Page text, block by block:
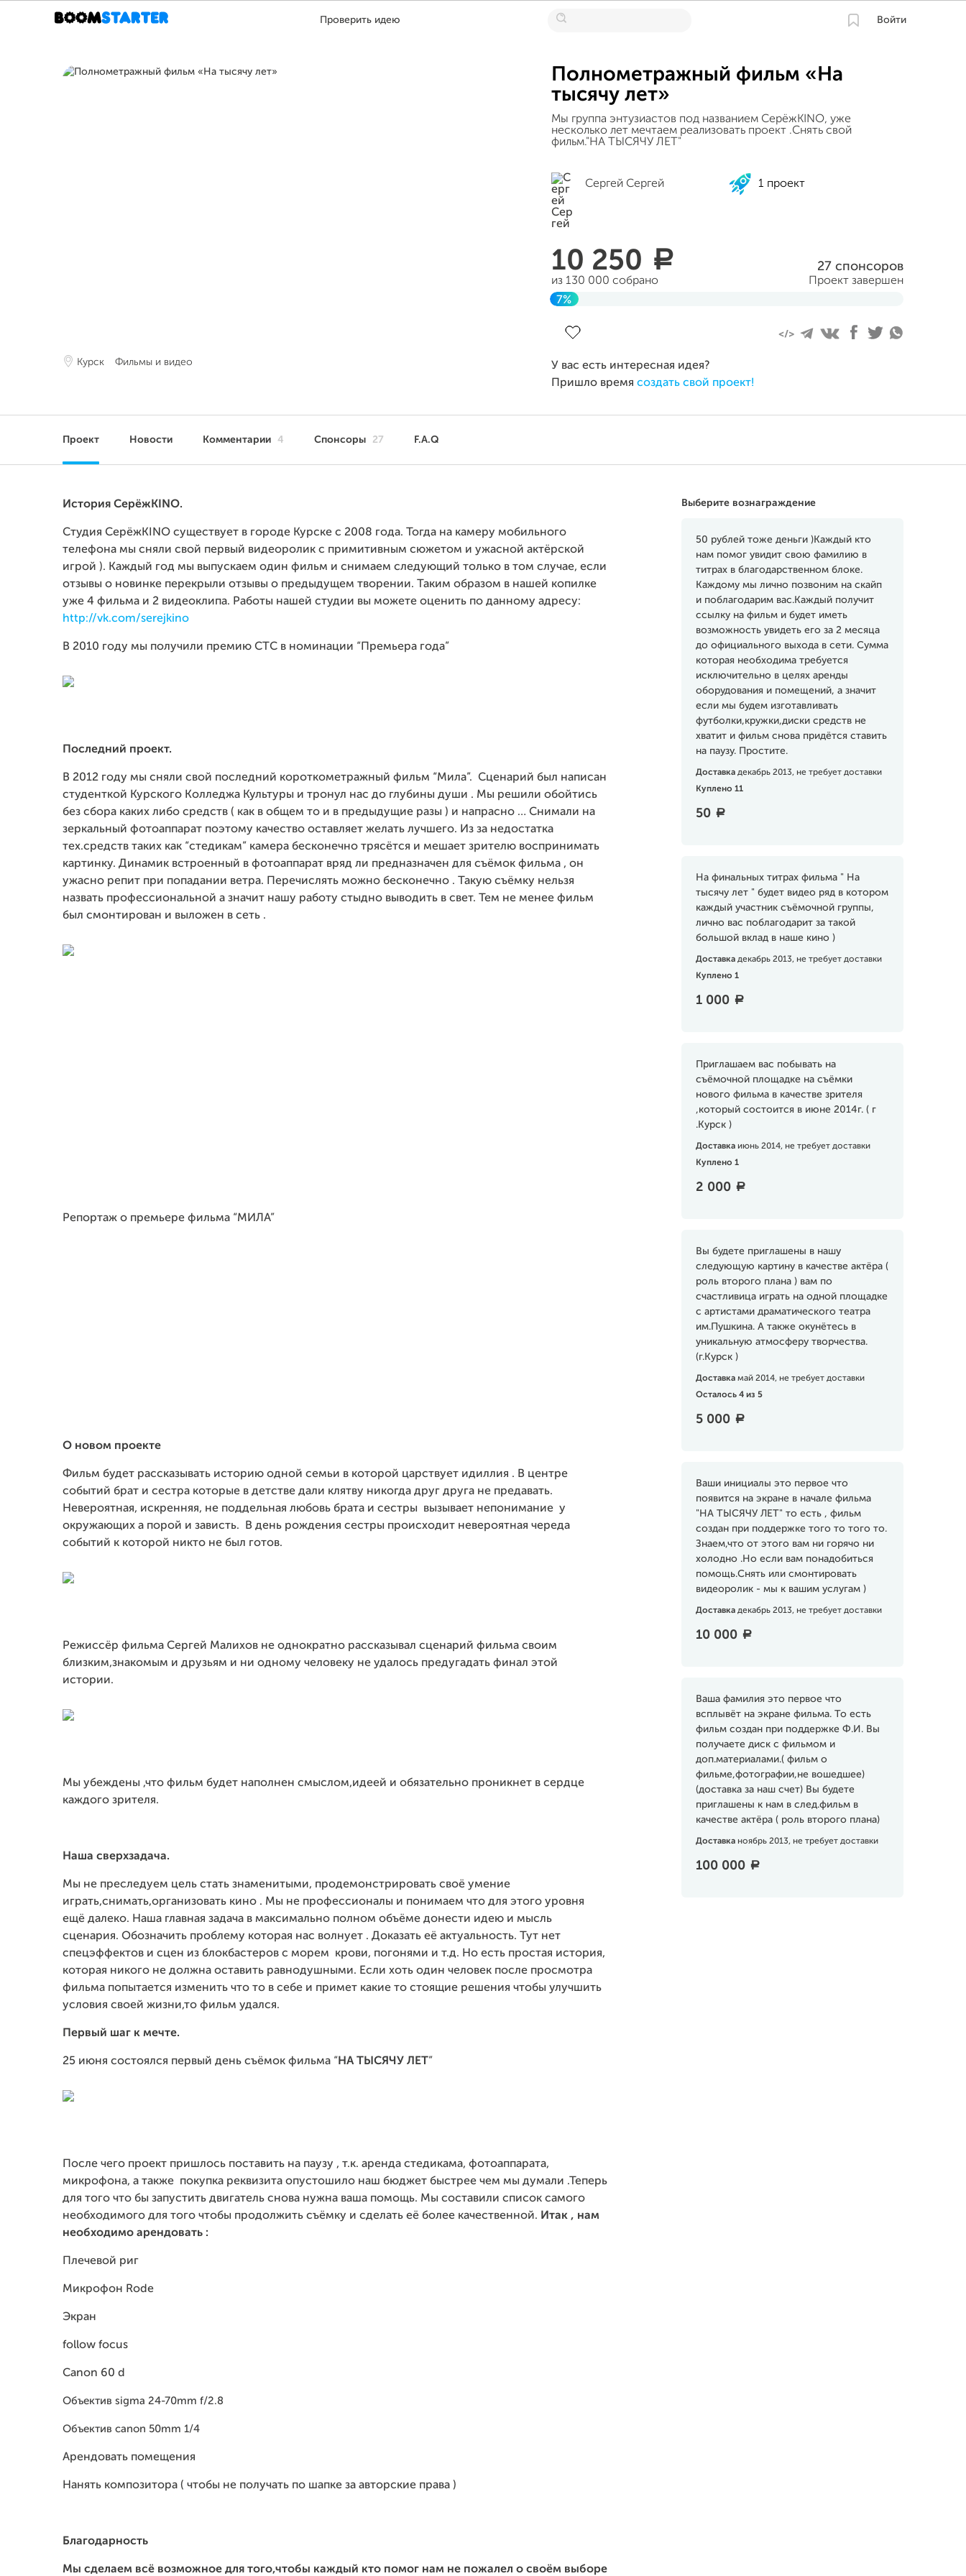
Проверить идею Войти
Курск Фильмы и видео
Полнометражный фильм «На
тысячу лет»
Мы группа энтузиастов под названием СерёжKINO, уже
несколько лет мечтаем реализовать проект .Снять свой
фильм."НА ТЫСЯЧУ ЛЕТ"
Сергей Сергей 1 проект
10 250 a
из 130 000 собрано
27 спонсоров
Проект завершен
7%
У вас есть интересная идея?
Пришло время создать свой проект!
Проект Новости Комментарии 4 Спонсоры 27 F.A.Q
Выберите вознаграждение
50 рублей тоже деньги )Каждый кто
нам помог увидит свою фамилию в
титрах в благодарственном блоке.
Каждому мы лично позвоним на скайп
и поблагодарим вас.Каждый получит
ссылку на фильм и будет иметь
возможность увидеть его за 2 месяца
до официального выхода в сети. Сумма
которая необходима требуется
исключительно в целях аренды
оборудования и помещений, а значит
если мы будем изготавливать
футболки,кружки,диски средств не
хватит и фильм снова придётся ставить
на паузу. Простите.
Доставка декабрь 2013, не требует доставки
Куплено 11
50 a
На финальных титрах фильма " На
тысячу лет " будет видео ряд в котором
каждый участник съёмочной группы,
лично вас поблагодарит за такой
большой вклад в наше кино )
Доставка декабрь 2013, не требует доставки
Куплено 1
1 000 a
Приглашаем вас побывать на
съёмочной площадке на съёмки
нового фильма в качестве зрителя
,который состоится в июне 2014г. ( г
.Курск )
Доставка июнь 2014, не требует доставки
Куплено 1
2 000 a
Вы будете приглашены в нашу
следующую картину в качестве актёра (
роль второго плана ) вам по
счастливица играть на одной площадке
с артистами драматического театра
им.Пушкина. А также окунётесь в
уникальную атмосферу творчества.
(г.Курск )
Доставка май 2014, не требует доставки
Осталось 4 из 5
5 000 a
Ваши инициалы это первое что
появится на экране в начале фильма
"НА ТЫСЯЧУ ЛЕТ" то есть , фильм
создан при поддержке того то того то.
Знаем,что от этого вам ни горячо ни
холодно .Но если вам понадобиться
помощь.Снять или смонтировать
видеоролик - мы к вашим услугам )
Доставка декабрь 2013, не требует доставки
10 000 a
Ваша фамилия это первое что
всплывёт на экране фильма. То есть
фильм создан при поддержке Ф.И. Вы
получаете диск с фильмом и
доп.материалами.( фильм о
фильме,фотографии,не вошедшее)
(доставка за наш счет) Вы будете
приглашены к нам в след.фильм в
качестве актёра ( роль второго плана)
Доставка ноябрь 2013, не требует доставки
100 000 a
История СерёжKINO.
Студия СерёжKINO существует в городе Курске с 2008 года. Тогда на камеру мобильного
телефона мы сняли свой первый видеоролик с примитивным сюжетом и ужасной актёрской
игрой ). Каждый год мы выпускаем один фильм и снимаем следующий только в том случае, если
отзывы о новинке перекрыли отзывы о предыдущем творении. Таким образом в нашей копилке
уже 4 фильма и 2 видеоклипа. Работы нашей студии вы можете оценить по данному адресу:
http://vk.com/serejkino
В 2010 году мы получили премию СТС в номинации “Премьера года”
Последний проект.
В 2012 году мы сняли свой последний короткометражный фильм “Мила”. Сценарий был написан
студенткой Курского Колледжа Культуры и тронул нас до глубины души . Мы решили обойтись
без сбора каких либо средств ( как в общем то и в предыдущие разы ) и напрасно … Снимали на
зеркальный фотоаппарат поэтому качество оставляет желать лучшего. Из за недостатка
тех.средств таких как “стедикам” камера бесконечно трясётся и мешает зрителю воспринимать
картинку. Динамик встроенный в фотоаппарат вряд ли предназначен для съёмок фильма , он
ужасно репит при попадании ветра. Перечислять можно бесконечно . Такую съёмку нельзя
назвать профессиональной а значит нашу работу стыдно выводить в свет. Тем не менее фильм
был смонтирован и выложен в сеть .
Репортаж о премьере фильма “МИЛА”
О новом проекте
Фильм будет рассказывать историю одной семьи в которой царствует идиллия . В центре
событий брат и сестра которые в детстве дали клятву никогда друг друга не предавать.
Невероятная, искренняя, не поддельная любовь брата и сестры вызывает непонимание у
окружающих а порой и зависть. В день рождения сестры происходит невероятная череда
событий к которой никто не был готов.
Режиссёр фильма Сергей Малихов не однократно рассказывал сценарий фильма своим
близким,знакомым и друзьям и ни одному человеку не удалось предугадать финал этой
истории.
Мы убеждены ,что фильм будет наполнен смыслом,идеей и обязательно проникнет в сердце
каждого зрителя.
Наша сверхзадача.
Мы не преследуем цель стать знаменитыми, продемонстрировать своё умение
играть,снимать,организовать кино . Мы не профессионалы и понимаем что для этого уровня
ещё далеко. Наша главная задача в максимально полном объёме донести идею и мысль
сценария. Обозначить проблему которая нас волнует . Доказать её актуальность. Тут нет
спецэффектов и сцен из блокбастеров с морем крови, погонями и т.д. Но есть простая история,
которая никого не должна оставить равнодушными. Если хоть один человек после просмотра
фильма попытается изменить что то в себе и примет какие то стоящие решения чтобы улучшить
условия своей жизни,то фильм удался.
Первый шаг к мечте.
25 июня состоялся первый день съёмок фильма “ НА ТЫСЯЧУ ЛЕТ”
После чего проект пришлось поставить на паузу , т.к. аренда стедикама, фотоаппарата,
микрофона, а также покупка реквизита опустошило наш бюджет быстрее чем мы думали .Теперь
для того что бы запустить двигатель снова нужна ваша помощь. Мы составили список самого
необходимого для того чтобы продолжить съёмку и сделать её более качественной. Итак , нам
необходимо арендовать :
Плечевой риг
Микрофон Rode
Экран
follow focus
Canon 60 d
Объектив sigma 24-70mm f/2.8
Объектив canon 50mm 1/4
Арендовать помещения
Нанять композитора ( чтобы не получать по шапке за авторские права )
Благодарность
Мы сделаем всё возможное для того,чтобы каждый кто помог нам не пожалел о своём выборе